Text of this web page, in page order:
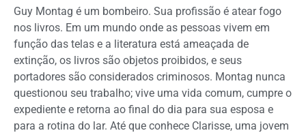
Guy Montag é um bombeiro. Sua profissão é atear fogo
nos livros. Em um mundo onde as pessoas vivem em
função das telas e a literatura está ameaçada de
extinção, os livros são objetos proibidos, e seus
portadores são considerados criminosos. Montag nunca
questionou seu trabalho; vive uma vida comum, cumpre o
expediente e retorna ao final do dia para sua esposa e
para a rotina do lar. Até que conhece Clarisse, uma jovem